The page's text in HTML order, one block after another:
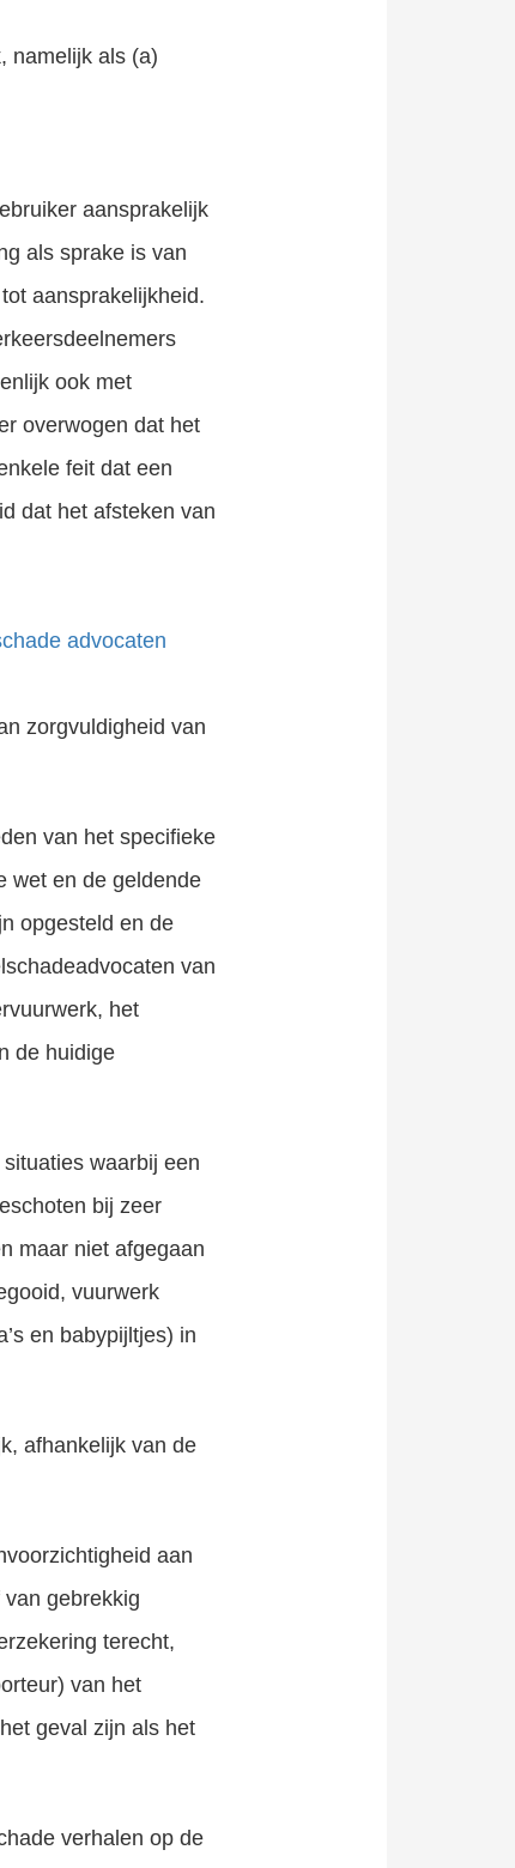
namelijk als (a)
aansprakelijk
als sprake is van
aansprakelijkheid.
ook met
overwogen dat het
feit dat een
dat het afsteken van
advocaten
zorgvuldigheid van
van het specifieke
wet en de geldende
opgesteld en de
van
het
de huidige
waarbij een
bij zeer
maar niet afgegaan
vuurwerk
en babypijltjes) in
afhankelijk van de
aan
gebrekkig
terecht,
van het
geval zijn als het
verhalen op de